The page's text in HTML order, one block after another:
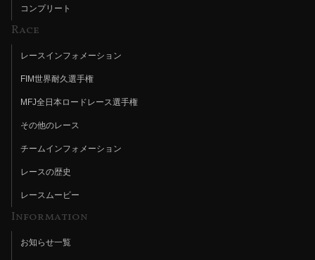
コンプリート
Race
レースインフォメーション
FIM世界耐久選手権
MFJ全日本ロードレース選手権
その他のレース
チームインフォメーション
レースの歴史
レースムービー
Information
お知らせ一覧